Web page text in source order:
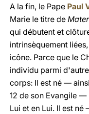
A la fin, le Pape Paul
Marie le titre de
qui débutent et
intrinsèquement
icône. Parce que le
individu parmi
corps: Il est né —
12 de son Evangile —
Lui et en Lui. Il est